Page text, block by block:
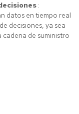
:
datos en tiempo real
decisiones, ya sea
de suministro